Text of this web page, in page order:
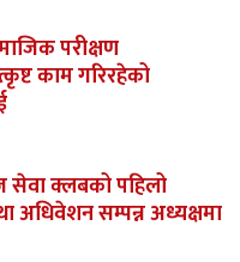
परीक्षण
काम गरिरहेको
क्लबको पहिलो
अधिवेशन सम्पन्न अध्यक्षमा